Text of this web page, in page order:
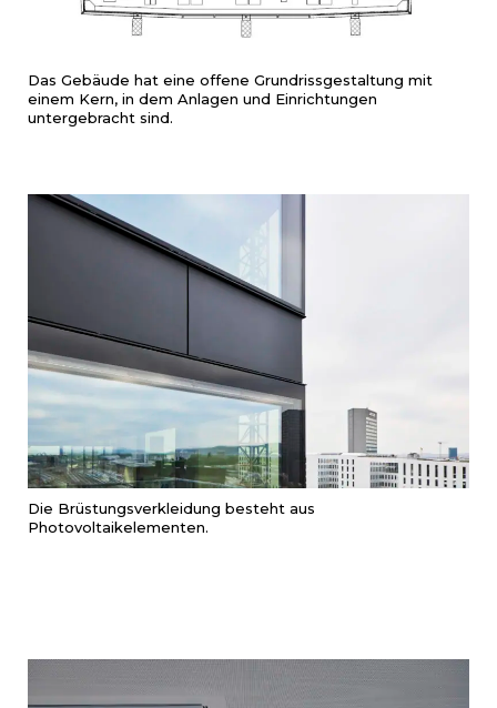
Das Gebäude hat eine offene Grundrissgestaltung mit
einem Kern, in dem Anlagen und Einrichtungen
untergebracht sind.
Die Brüstungsverkleidung besteht aus
Photovoltaikelementen.